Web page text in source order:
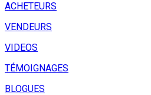
ACHETEURS
VENDEURS
VIDEOS
TÉMOIGNAGES
BLOGUES